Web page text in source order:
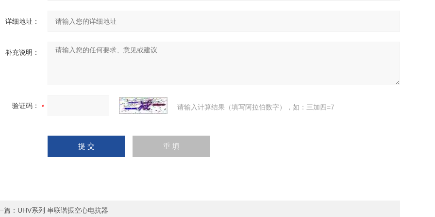
详细地址：
补充说明：
验证码： 请输入计算结果（填写阿拉伯数字），如：三加四=7
篇： UHV系列 串联谐振空心电抗器